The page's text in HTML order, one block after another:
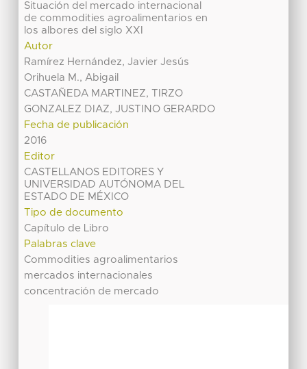
Situación del mercado internacional
de commodities agroalimentarios en
los albores del siglo XXI
Autor
Ramírez Hernández, Javier Jesús
Orihuela M., Abigail
CASTAÑEDA MARTINEZ, TIRZO
GONZALEZ DIAZ, JUSTINO GERARDO
Fecha de publicación
2016
Editor
CASTELLANOS EDITORES Y
UNIVERSIDAD AUTÓNOMA DEL
ESTADO DE MÉXICO
Tipo de documento
Capítulo de Libro
Palabras clave
Commodities agroalimentarios
mercados internacionales
concentración de mercado